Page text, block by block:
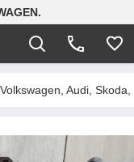
Audi, Skoda,